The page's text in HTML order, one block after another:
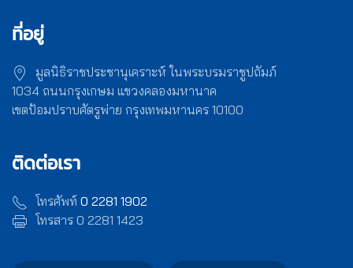
ที่อยู่
มูลนิธิราชประชานุเคราะห์ ในพระบรมราชูปถัมภ์
1034 ถนนกรุงเกษม แขวงคลองมหานาค
เขตป้อมปราบศัตรูพ่าย กรุงเทพมหานคร 10100
ติดต่อเรา
โทรศัพท์ 0 2281 1902
โทรสาร 0 2281 1423